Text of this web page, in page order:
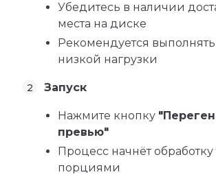
Убедитесь в наличии
места на диске
Рекомендуется
низкой нагрузки
Запуск
Нажмите кнопку
превью"
Процесс начнёт обработку
порциями